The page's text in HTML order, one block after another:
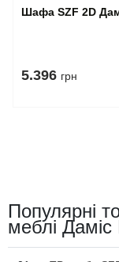
Шафа SZF 2D
5.396 грн
Популярні
меблі